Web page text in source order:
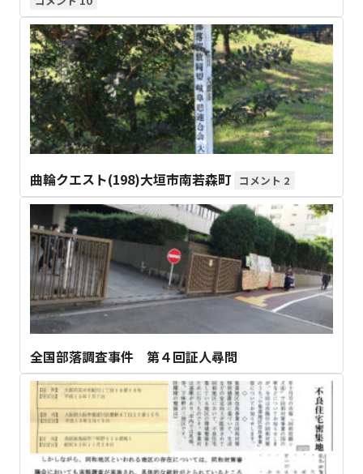
曲輪クエスト(198)大垣市南若森町 2
全国部落調査事件 第４回証人尋問